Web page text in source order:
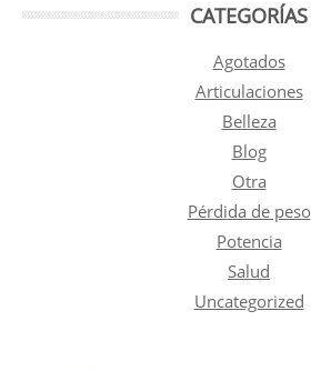
CATEGORÍAS
Agotados
Articulaciones
Belleza
Blog
Otra
Pérdida de peso
Potencia
Salud
Uncategorized